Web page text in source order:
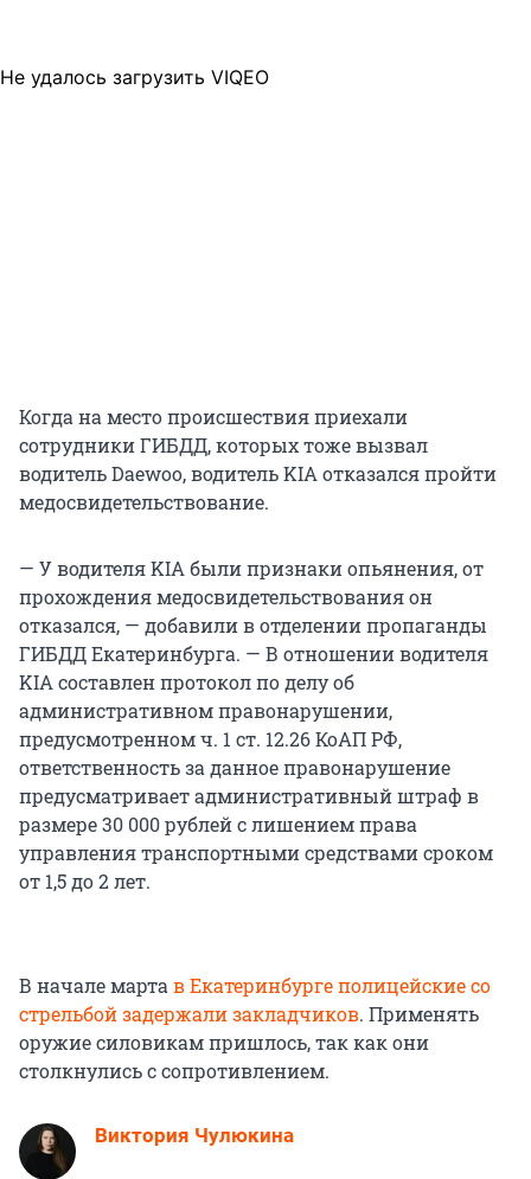
Не удалось загрузить VIQEO
Когда на место происшествия приехали
сотрудники ГИБДД, которых тоже вызвал
водитель Daewoo, водитель KIA отказался пройти
медосвидетельствование.
— У водителя KIA были признаки опьянения, от
прохождения медосвидетельствования он
отказался, — добавили в отделении пропаганды
ГИБДД Екатеринбурга. — В отношении водителя
KIA составлен протокол по делу об
административном правонарушении,
предусмотренном ч. 1 ст. 12.26 КоАП РФ,
ответственность за данное правонарушение
предусматривает административный штраф в
размере 30 000 рублей с лишением права
управления транспортными средствами сроком
от 1,5 до 2 лет.
В начале марта в Екатеринбурге полицейские со
стрельбой задержали закладчиков. Применять
оружие силовикам пришлось, так как они
столкнулись с сопротивлением.
Виктория Чулюкина